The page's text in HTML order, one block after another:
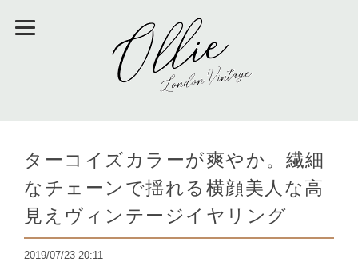
ターコイズカラーが爽やか。繊細
なチェーンで揺れる横顔美人な高
見えヴィンテージイヤリング
2019/07/23 20:11